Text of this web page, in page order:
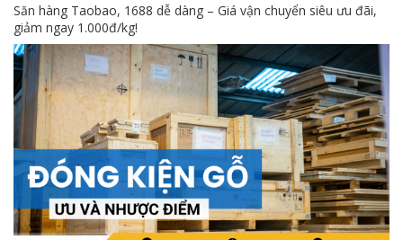
Săn hàng Taobao, 1688 dễ dàng – Giá vận chuyển siêu ưu đãi,
giảm ngay 1.000đ/kg!